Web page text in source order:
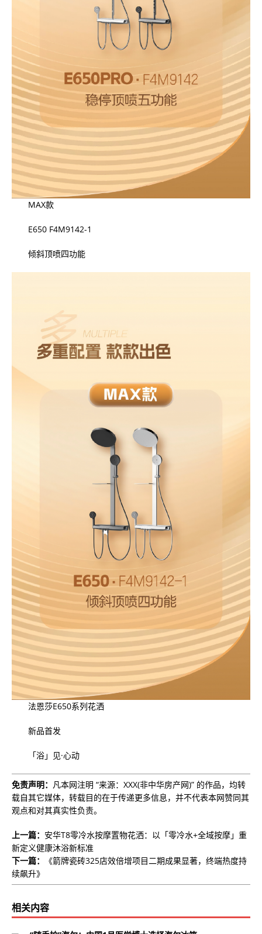
MAX款
E650 F4M9142-1
倾斜顶喷四功能
法恩莎E650系列花洒
新品首发
「浴」见·心动
免责声明： 凡本网注明 “来源：XXX(非中华房产网)” 的作品，均转
载自其它媒体，转载目的在于传递更多信息，并不代表本网赞同其
观点和对其真实性负责。
上一篇： 安华T8零冷水按摩置物花洒：以「零冷水+全域按摩」重
新定义健康沐浴新标准
下一篇：
《箭牌瓷砖325店效倍增项目二期成果显著，终端热度持
续飙升》
相关内容